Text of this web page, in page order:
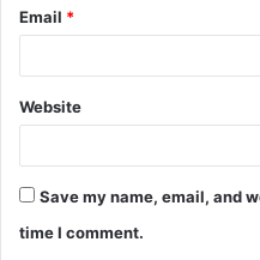
Email *
Website
Save my name, email, and
time I comment.